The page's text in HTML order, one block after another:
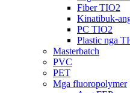
Fiber TIO2
Kinatibuk-
PC TIO2
Plastic nga
Masterbatch
PVC
PET
Mga fluoropolymer